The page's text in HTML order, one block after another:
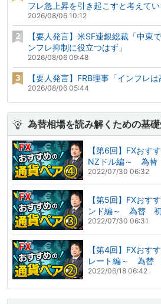
フレ急上昇を引き起こすと考えてい
2026/08/06 10:12
【要人発言】米SF連銀総裁「中東
ンフレ抑制に役立つはず」
2026/08/06 09:48
【要人発言】FRB理事「インフレは
2026/08/06 05:44
為替相場を読み解くための基
【第6回】FXお
NZドル編～ 為
2022/07/30 06:32
【第5回】FXおす
ンド編～ 為替
2022/07/30 06:31
【第4回】FXおす
レート編～ 為替
2022/06/18 06:42